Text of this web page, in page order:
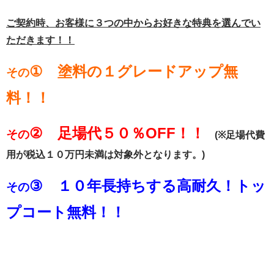
ご契約時、お客様に３つの中からお好きな特典を選んでい
ただきます！！
その① 塗料の１グレードアップ無
料！！
その② 足場代５０％OFF！！
(※足場代費
用が税込１０万円未満は対象外となります。)
その③
１０年長持ちする高耐久！トッ
プコート無料！！